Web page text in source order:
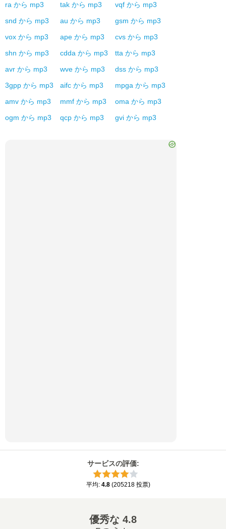
ra から mp3 tak から mp3 vqf から mp3
snd から mp3 au から mp3 gsm から mp3
vox から mp3 ape から mp3 cvs から mp3
shn から mp3 cdda から mp3 tta から mp3
avr から mp3 wve から mp3 dss から mp3
3gpp から mp3 aifc から mp3 mpga から mp3
amv から mp3 mmf から mp3 oma から mp3
ogm から mp3 qcp から mp3 gvi から mp3
サービスの評価:
平均: 4.8 (205218 投票)
優秀な 4.8